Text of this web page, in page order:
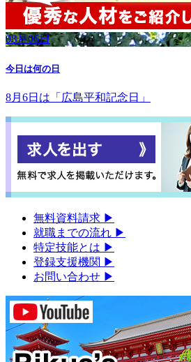
08月06日
今日は何の日
8月6日は「広島平和記念日」
無料資料請求 ▶︎
就職までの流れ ▶︎
特定技能とは ▶︎
登録支援機関 ▶︎
お問い合わせ ▶︎